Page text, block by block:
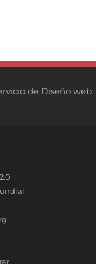
de Diseño web